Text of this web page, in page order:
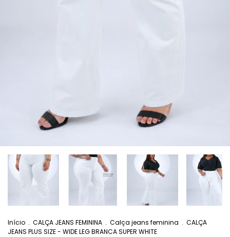
Início . CALÇA JEANS FEMININA . Calça jeans feminina . CALÇA
JEANS PLUS SIZE - WIDE LEG BRANCA SUPER WHITE